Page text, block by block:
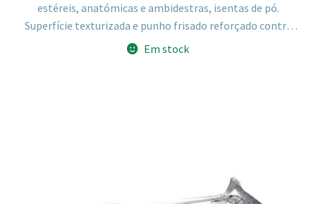
estéreis, anatómicas e ambidestras, isentas de pó.
Superfície texturizada e punho frisado reforçado contra
rasgões, tamanho L.
Em stock